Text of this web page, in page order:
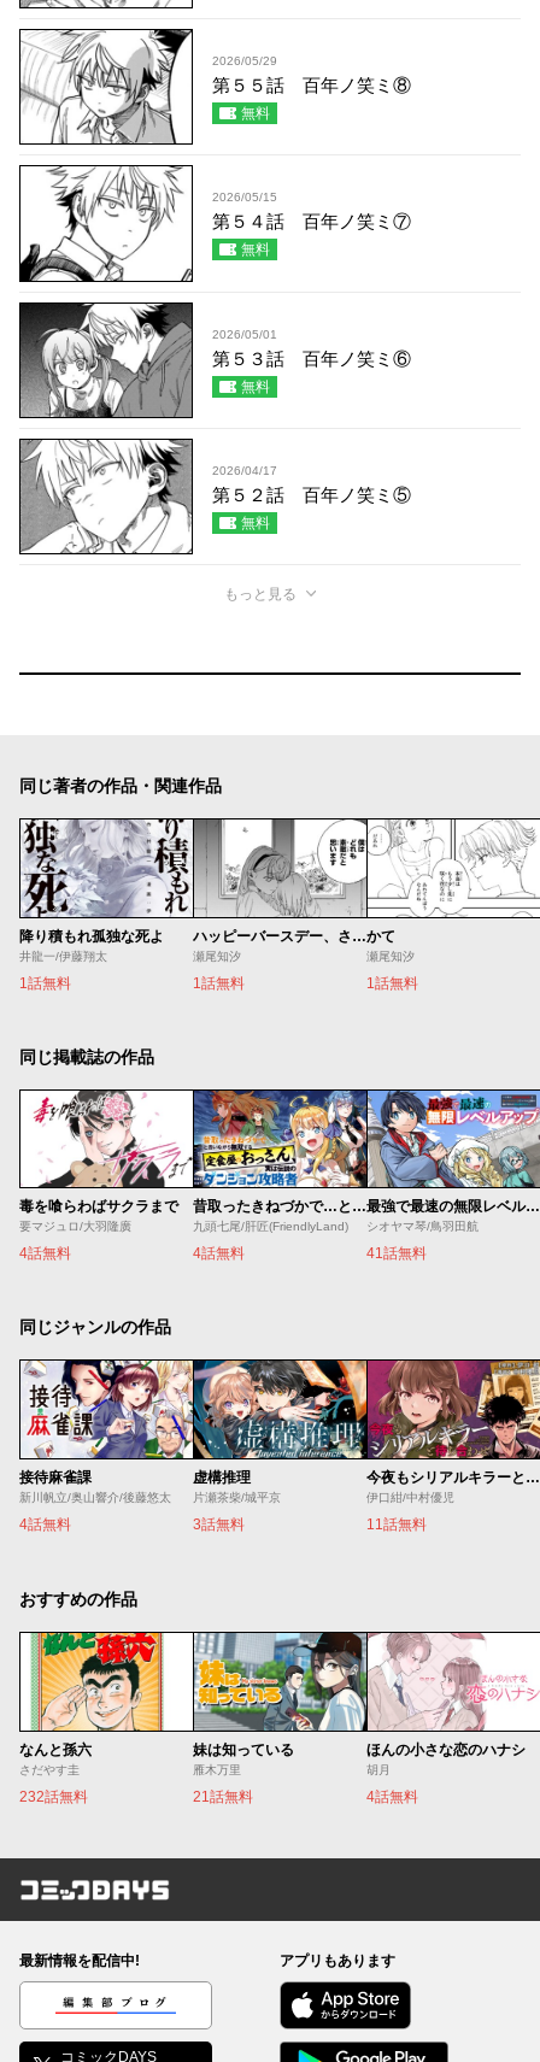
2026/05/29
第５５話 百年ノ笑ミ⑧
無料
2026/05/15
第５４話 百年ノ笑ミ⑦
無料
2026/05/01
第５３話 百年ノ笑ミ⑥
無料
2026/04/17
第５２話 百年ノ笑ミ⑤
無料
もっと見る
同じ著者の作品・関連作品
降り積もれ孤独な死よ
井龍一/伊藤翔太
1話無料
ハッピーバースデー、さよなら
瀬尾知汐
1話無料
かて
瀬尾知汐
1話無料
同じ掲載誌の作品
毒を喰らわばサクラまで
要マジュロ/大羽隆廣
4話無料
昔取ったきねづかで…と言いながら無双する定食屋のおっさん、実は伝説のダンジョン攻略者
九頭七尾/肝匠(FriendlyLand)
4話無料
最強で最速の無限レベルアップ ～スキル【経験値１０００倍】と【レベルフリー】でレベル上限の枷が外れた俺は無双する～
シオヤマ琴/鳥羽田航
41話無料
同じジャンルの作品
接待麻雀課
新川帆立/奥山響介/後藤悠太
4話無料
虚構推理
片瀬茶柴/城平京
3話無料
今夜もシリアルキラーと待ち合わせ
伊口紺/中村優児
11話無料
おすすめの作品
なんと孫六
さだやす圭
232話無料
妹は知っている
雁木万里
21話無料
ほんの小さな恋のハナシ
胡月
4話無料
コミックDAYS
最新情報を配信中!
編集部ブログ
コミックDAYS
アプリもあります